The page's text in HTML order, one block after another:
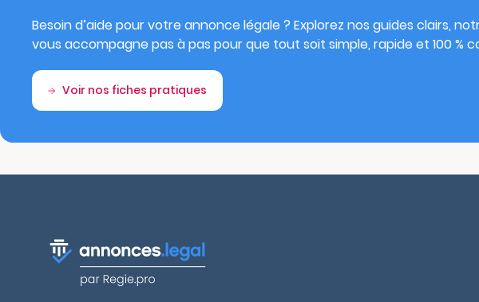
Besoin d’aide pour votre annonce légale ? Explorez nos guides clairs,
vous accompagne pas à pas pour que tout soit simple, rapide et 100 %
Voir nos fiches pratiques